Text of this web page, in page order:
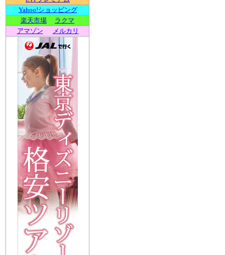
Yahoo!ショッピング
楽天市場
ラクマ
アマゾン
メルカリ